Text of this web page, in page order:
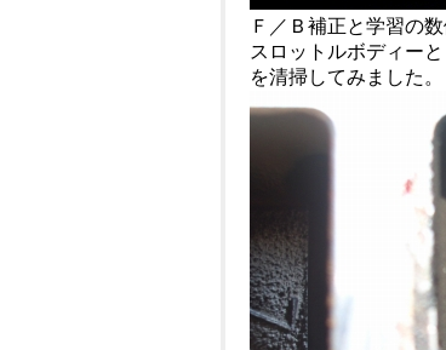
Ｆ／Ｂ補正と学習の
スロットルボディー
を清掃してみました。